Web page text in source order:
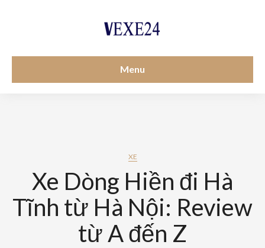
Menu
XE
Xe Dòng Hiền đi Hà
Tĩnh từ Hà Nội: Review
từ A đến Z